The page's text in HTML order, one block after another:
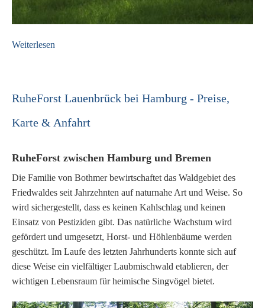
Weiterlesen
RuheForst Lauenbrück bei Hamburg - Preise,
Karte & Anfahrt
RuheForst zwischen Hamburg und Bremen
Die Familie von Bothmer bewirtschaftet das Waldgebiet des
Friedwaldes seit Jahrzehnten auf naturnahe Art und Weise. So
wird sichergestellt, dass es keinen Kahlschlag und keinen
Einsatz von Pestiziden gibt. Das natürliche Wachstum wird
gefördert und umgesetzt, Horst- und Höhlenbäume werden
geschützt. Im Laufe des letzten Jahrhunderts konnte sich auf
diese Weise ein vielfältiger Laubmischwald etablieren, der
wichtigen Lebensraum für heimische Singvögel bietet.